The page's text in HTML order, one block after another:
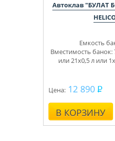
Автоклав "БУЛАТ
Емкость
Вместимость банок:
или 21х0,5 л или
Цена: 12 890
В КОРЗИНУ